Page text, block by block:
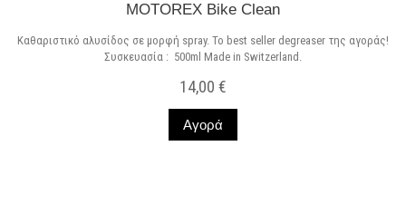
MOTOREX Bike Clean
Καθαριστικό αλυσίδος σε μορφή spray. To best seller degreaser της αγοράς!
Συσκευασία : 500ml Made in Switzerland.
14,00 €
Αγορά